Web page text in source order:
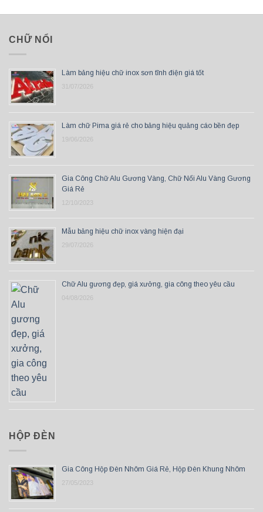
CHỮ NỔI
Làm bảng hiệu chữ inox sơn tĩnh điện giá tốt
31/07/2026
Làm chữ Pima giá rẻ cho bảng hiệu quảng cáo bền đẹp
19/06/2026
Gia Công Chữ Alu Gương Vàng, Chữ Nổi Alu Vàng Gương
Giá Rẻ
12/10/2023
Mẫu bảng hiệu chữ inox vàng hiện đại
29/07/2026
Chữ Alu gương đẹp, giá xưởng, gia công theo yêu cầu
04/08/2026
HỘP ĐÈN
Gia Công Hộp Đèn Nhôm Giá Rẻ, Hộp Đèn Khung Nhôm
27/05/2023